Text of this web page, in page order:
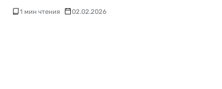
1 мин чтения 02.02.2026